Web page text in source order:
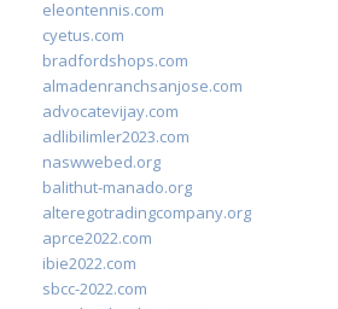
eleontennis.com
cyetus.com
bradfordshops.com
almadenranchsanjose.com
advocatevijay.com
adlibilimler2023.com
naswwebed.org
balithut-manado.org
alteregotradingcompany.org
aprce2022.com
ibie2022.com
sbcc-2022.com